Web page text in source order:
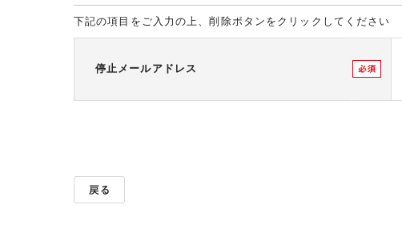
下記の項目をご入力の上、削除ボタンをクリックしてください
停止メールアドレス